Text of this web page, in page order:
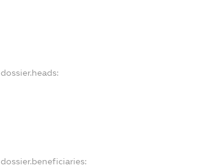
dossier.heads:
dossier.beneficiaries: